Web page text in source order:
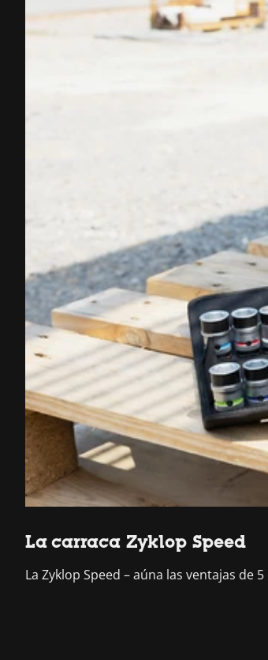
La carraca Zyklop Speed
La Zyklop Speed – aúna las ventajas de